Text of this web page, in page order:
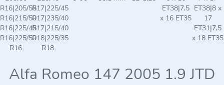
R16|205/55
R16|215/50
R16|225/45
R16|225/50
R16
R17|225/45
R17|235/40
R17|215/40
R18|225/35
R18
ET38|7,5
x 16 ET35
ET38|8 x
17
ET31|7,5
x 18 ET35
Alfa Romeo 147 2005 1.9 JTD